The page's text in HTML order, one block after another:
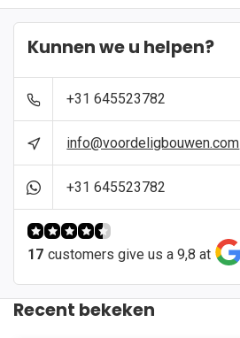
Kunnen we u helpen?
+31 645523782
info@voordeligbouwen.com
+31 645523782
17 customers give us a 9,8 at
Recent bekeken